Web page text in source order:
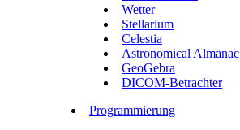
Wetter
Stellarium
Celestia
Astronomical Almanac
GeoGebra
DICOM-Betrachter
Programmierung